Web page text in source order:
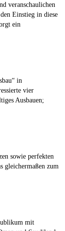
veranschaulichen
Einstieg in diese
ein
in
vier
Ausbauen;
sowie perfekten
gleichermaßen zum
mit